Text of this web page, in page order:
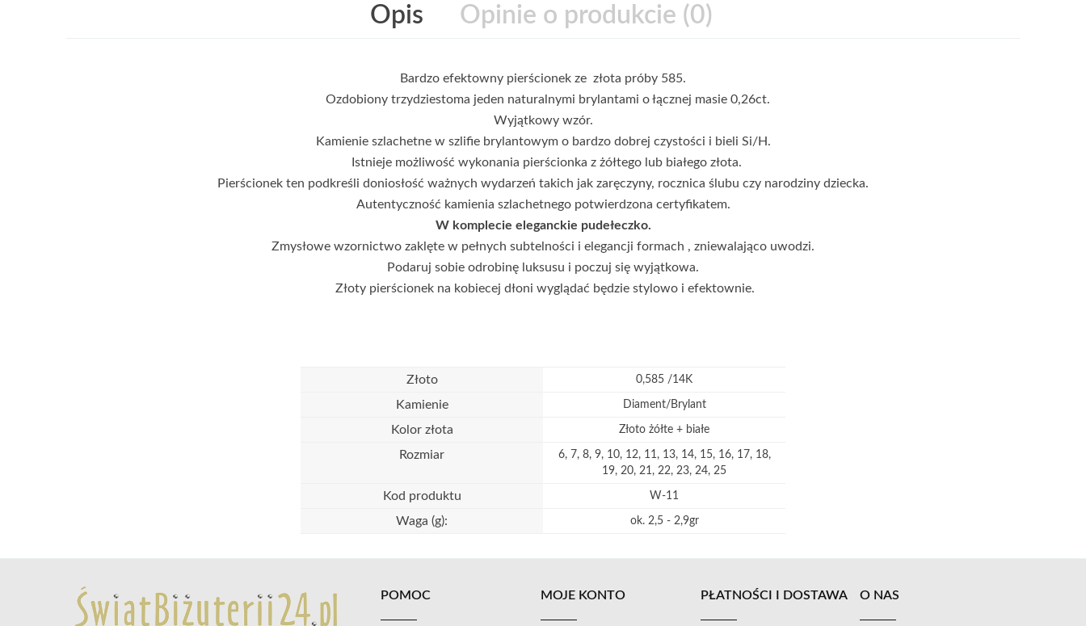
Opis Opinie o produkcie (0)
Bardzo efektowny pierścionek ze złota próby 585.
Ozdobiony trzydziestoma jeden naturalnymi brylantami o łącznej masie 0,26ct.
Wyjątkowy wzór.
Kamienie szlachetne w szlifie brylantowym o bardzo dobrej czystości i bieli Si/H.
Istnieje możliwość wykonania pierścionka z żółtego lub białego złota.
Pierścionek ten podkreśli doniosłość ważnych wydarzeń takich jak zaręczyny, rocznica ślubu czy narodziny dziecka.
Autentyczność kamienia szlachetnego potwierdzona certyfikatem.
W komplecie eleganckie pudełeczko.
Zmysłowe wzornictwo zaklęte w pełnych subtelności i elegancji formach , zniewalająco uwodzi.
Podaruj sobie odrobinę luksusu i poczuj się wyjątkowa.
Złoty pierścionek na kobiecej dłoni wyglądać będzie stylowo i efektownie.
Złoto 0,585 /14K
Kamienie Diament/Brylant
Kolor złota Złoto żółte + białe
Rozmiar
6, 7, 8, 9, 10, 12, 11, 13, 14, 15, 16, 17, 18,
19, 20, 21, 22, 23, 24, 25
Kod produktu W-11
Waga (g): ok. 2,5 - 2,9gr
POMOC MOJE KONTO PŁATNOŚCI I DOSTAWA O NAS